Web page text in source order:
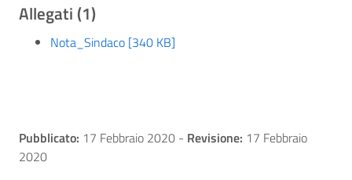
Allegati (1)
Nota_Sindaco [340 KB]
Pubblicato: 17 Febbraio 2020 - Revisione: 17 Febbraio
2020